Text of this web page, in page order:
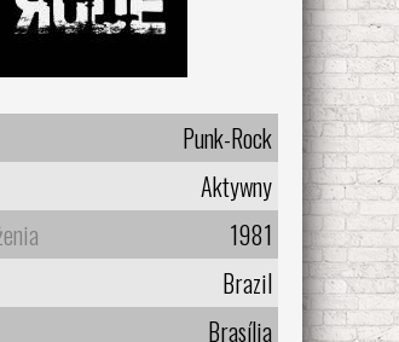
Punk-Rock
Aktywny
1981
Brazil
Brasília